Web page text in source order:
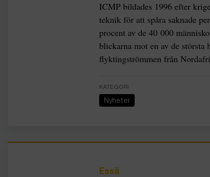
ICMP bildades 1996 efter
teknik för att spåra saknade
procent av de 40 000
blickarna mot en av de största
flyktingströmmen från
KATEGORI
Nyheter
Essä